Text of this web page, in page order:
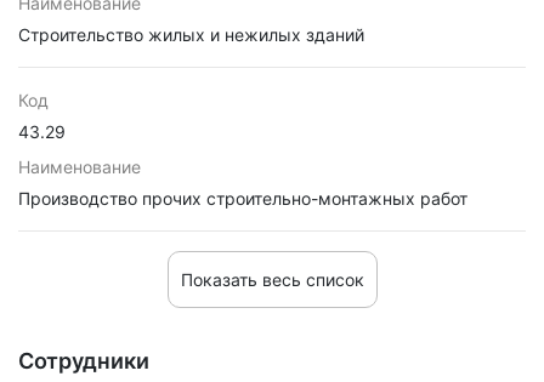
Строительство жилых и нежилых зданий
Код
43.29
Наименование
Производство прочих строительно-монтажных работ
Показать весь список
Сотрудники